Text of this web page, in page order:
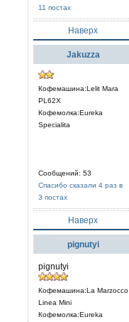
11 постах
Наверх
Jakuzza
Кофемашина:Lelit Mara
PL62X
Кофемолка:Eureka
Specialita
Сообщений: 53
Спасибо сказали 4 раз в
3 постах
Наверх
pignutyi
pignutyi
Кофемашина:La Marzocco
Linea Mini
Кофемолка:Eureka